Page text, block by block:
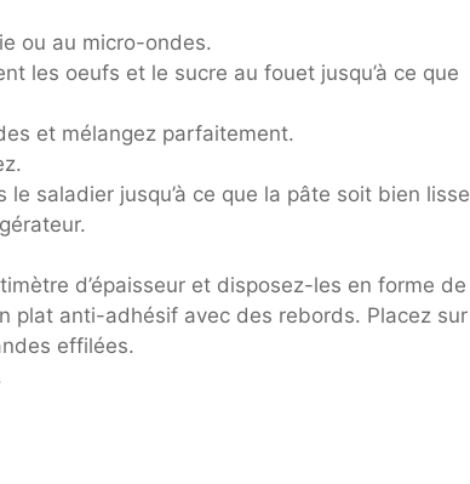
ou au micro-ondes.
les oeufs et le sucre au fouet jusqu’à ce que
et mélangez parfaitement.
saladier jusqu’à ce que la pâte soit bien lisse
d’épaisseur et disposez-les en forme de
plat anti-adhésif avec des rebords. Placez sur
effilées.